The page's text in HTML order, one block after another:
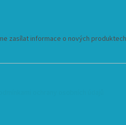
zasílat informace o nových